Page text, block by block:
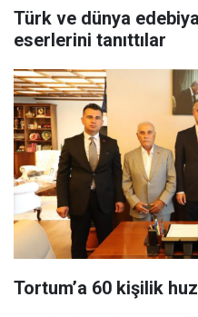
Türk ve dünya
eserlerini tanıttılar
Tortum’a 60 kişilik